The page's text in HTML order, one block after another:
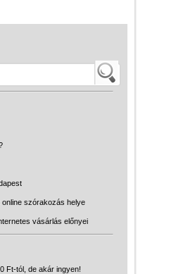
szórakozás helye
vásárlás előnyei
Ft-tól, de akár ingyen!
Intelligens gyurma
Licenszes TOP
gyerekajándékok
LOGICO